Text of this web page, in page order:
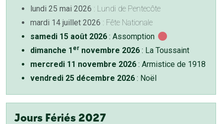
lundi 25 mai 2026 : Lundi de Pentecôte
mardi 14 juillet 2026 : Fête Nationale
samedi 15 août 2026 : Assomption
dimanche 1 er novembre 2026 : La Toussaint
mercredi 11 novembre 2026 : Armistice de 1918
vendredi 25 décembre 2026 : Noël
Jours Fériés 2027